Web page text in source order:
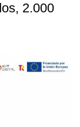
2.000